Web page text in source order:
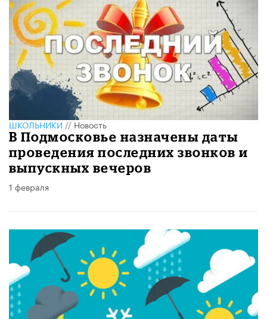
ШКОЛЬНИКИ//Новость
В Подмосковье назначены даты
проведения последних звонков и
выпускных вечеров
1 февраля